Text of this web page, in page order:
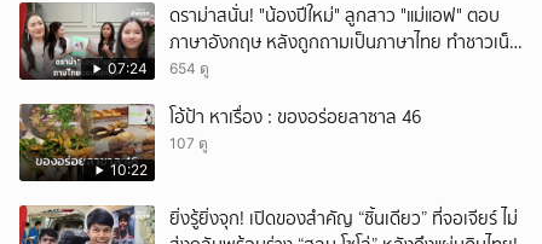
07:24
ดราม่าสนั่น! "น้องปีใหม่" ลูกสาว "แม่แอฟ" ตอบ
ภาษาอังกฤษ หลังถูกถามเป็นภาษาไทย ทำชาวเน็ต
ถกสนั่น!
654 ดู
10:22
โอ้ป้า หาเรื่อง : ของอร่อยลาซาล 46
107 ดู
ยิ่งรู้ยิ่งจุก! เปิดของสำคัญ “ชิ้นเดียว” ที่จอเจียร์ ไม่